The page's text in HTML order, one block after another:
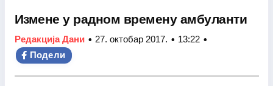
Измене у радном времену амбуланти
Редакција Дани • 27. октобар 2017. • 13:22 •
Подели